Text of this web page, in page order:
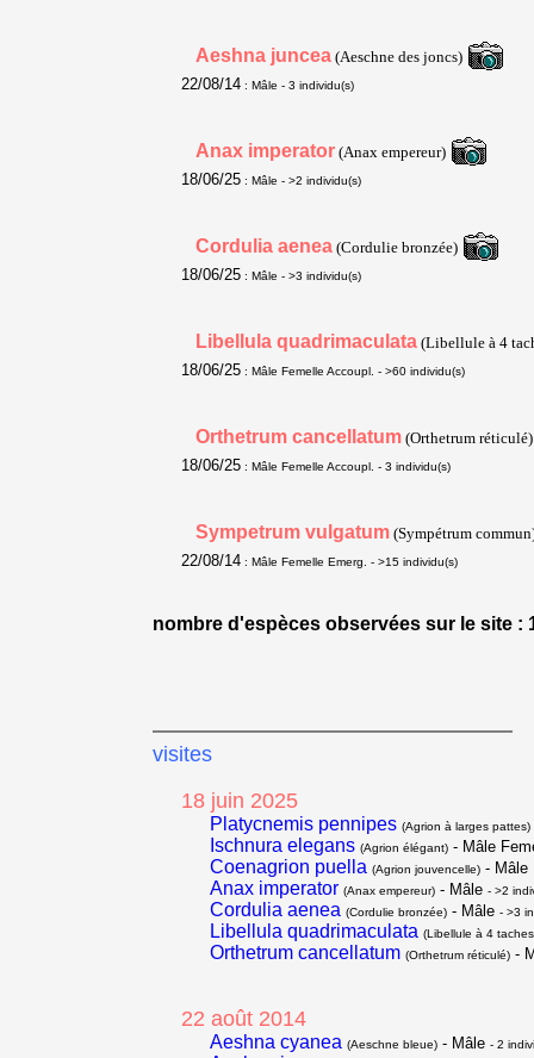
Aeshna juncea (Aeschne des joncs)
22/08/14 : Mâle - 3 individu(s)
Anax imperator (Anax empereur)
18/06/25 : Mâle - >2 individu(s)
Cordulia aenea (Cordulie bronzée)
18/06/25 : Mâle - >3 individu(s)
Libellula quadrimaculata (Libellule à 4
18/06/25 : Mâle Femelle Accoupl. - >60 individu(s)
Orthetrum cancellatum (Orthetrum réticulé)
18/06/25 : Mâle Femelle Accoupl. - 3 individu(s)
Sympetrum vulgatum (Sympétrum
22/08/14 : Mâle Femelle Emerg. - >15 individu(s)
nombre d'espèces observées sur le site :
visites
18 juin 2025
Platycnemis pennipes (Agrion à larges pattes)
Ischnura elegans (Agrion élégant) - Mâle
Coenagrion puella (Agrion jouvencelle) - Mâle
Anax imperator (Anax empereur) - Mâle - >2
Cordulia aenea (Cordulie bronzée) - Mâle - >3
Libellula quadrimaculata (Libellule à 4
Orthetrum cancellatum (Orthetrum réticulé) -
22 août 2014
Aeshna cyanea (Aeschne bleue) - Mâle - 2